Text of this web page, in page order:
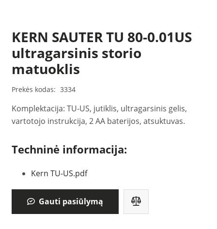
KERN SAUTER TU 80-0.01US
ultragarsinis storio
matuoklis
Prekės kodas: 3334
Komplektacija: TU-US, jutiklis, ultragarsinis gelis,
vartotojo instrukcija, 2 AA baterijos, atsuktuvas.
Techninė informacija:
Kern TU-US.pdf
Gauti pasiūlymą